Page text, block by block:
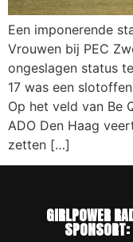
Een imponerende
Vrouwen bij PEC
ongeslagen status
17 was een
Op het veld van Be
ADO Den Haag
zetten […]
GIRLPOWER
SPONSORT: